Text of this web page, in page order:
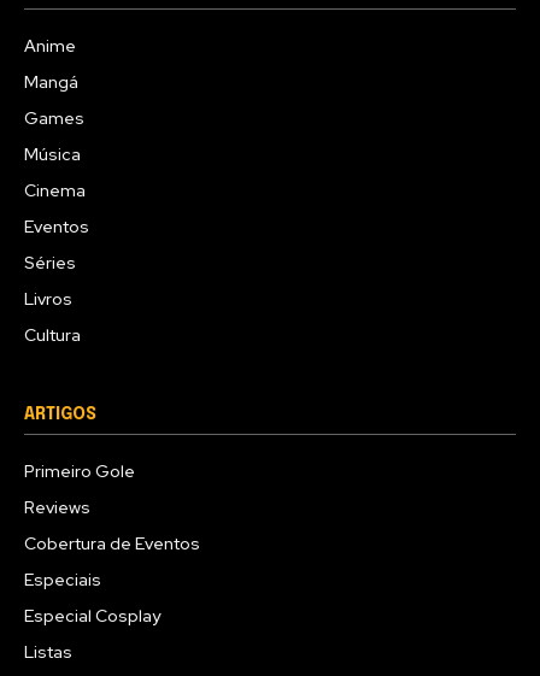
Anime
Mangá
Games
Música
Cinema
Eventos
Séries
Livros
Cultura
ARTIGOS
Primeiro Gole
Reviews
Cobertura de Eventos
Especiais
Especial Cosplay
Listas